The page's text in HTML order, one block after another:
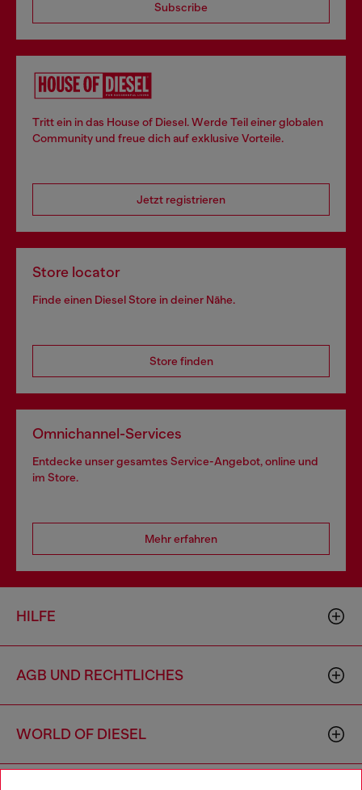
Subscribe
Tritt ein in das House of Diesel. Werde Teil einer globalen
Community und freue dich auf exklusive Vorteile.
Jetzt registrieren
Store locator
Finde einen Diesel Store in deiner Nähe.
Store finden
Omnichannel-Services
Entdecke unser gesamtes Service-Angebot, online und
im Store.
Mehr erfahren
HILFE
AGB UND RECHTLICHES
WORLD OF DIESEL